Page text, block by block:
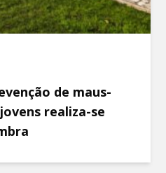
de maus-
realiza-se